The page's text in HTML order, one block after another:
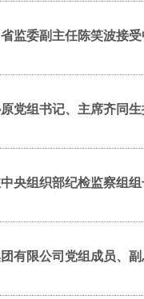
监委副主任陈笑波接
党组书记、主席齐同
央组织部纪检监察组
有限公司党组成员、